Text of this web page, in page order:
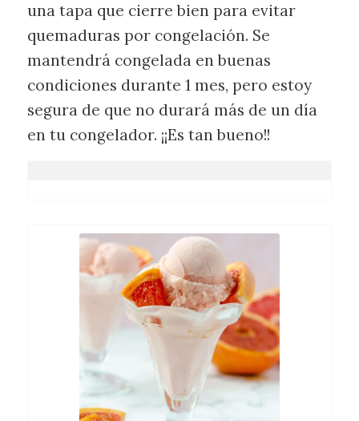
una tapa que cierre bien para evitar
quemaduras por congelación. Se
mantendrá congelada en buenas
condiciones durante 1 mes, pero estoy
segura de que no durará más de un día
en tu congelador. ¡¡Es tan bueno!!